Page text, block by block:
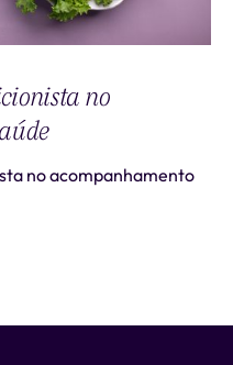
no
no acompanhamento